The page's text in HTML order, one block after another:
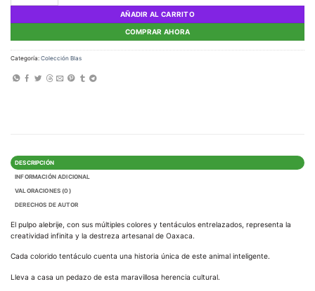
AÑADIR AL CARRITO
COMPRAR AHORA
Categoría: Colección Blas
DESCRIPCIÓN
INFORMACIÓN ADICIONAL
VALORACIONES (0)
DERECHOS DE AUTOR
El pulpo alebrije, con sus múltiples colores y tentáculos entrelazados, representa la
creatividad infinita y la destreza artesanal de Oaxaca.
Cada colorido tentáculo cuenta una historia única de este animal inteligente.
Lleva a casa un pedazo de esta maravillosa herencia cultural.